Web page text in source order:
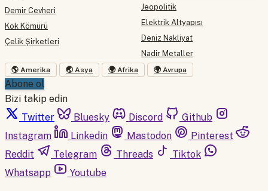
Demir Cevheri
Kok Kömürü
Çelik Şirketleri
Jeopolitik
Elektrik Altyapısı
Deniz Nakliyat
Nadir Metaller
🌎 Amerika 🌏 Asya 🌍 Afrika 🌍 Avrupa
Abone ol
Bizi takip edin
Twitter
Bluesky Discord
Github
Instagram
Linkedin Mastodon
Pinterest
Reddit
Telegram Threads
Tiktok
Whatsapp
Youtube